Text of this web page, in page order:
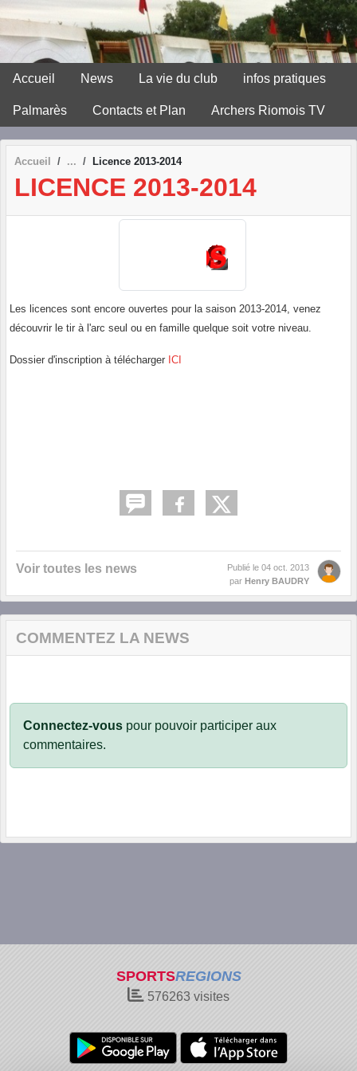
Accueil News La vie du club infos pratiques
Palmarès Contacts et Plan Archers Riomois TV
Accueil Licence 2013-2014
LICENCE 2013-2014
Les licences sont encore ouvertes pour la saison 2013-2014, venez
découvrir le tir à l'arc seul ou en famille quelque soit votre niveau.
Dossier d'inscription à télécharger ICI
Voir toutes les news Publié le 04 oct. 2013
par Henry BAUDRY
COMMENTEZ LA NEWS
Connectez-vous pour pouvoir participer aux
commentaires.
SPORTSREGIONS
576263 visites
Panneau de gestion des cookies